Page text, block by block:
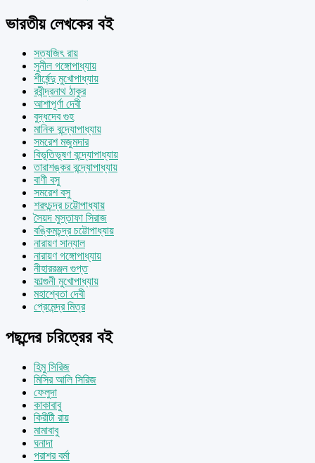
ভারতীয় লেখকের বই
সত্যজিৎ রায়
সুনীল গঙ্গোপাধ্যায়
শীর্ষেন্দু মুখোপাধ্যায়
রবীন্দ্রনাথ ঠাকুর
আশাপূর্ণা দেবী
বুদ্ধদেব গুহ
মানিক বন্দ্যোপাধ্যায়
সমরেশ মজুমদার
বিভূতিভূষণ বন্দ্যোপাধ্যায়
তারাশঙ্কর বন্দ্যোপাধ্যায়
বাণী বসু
সমরেশ বসু
শরৎচন্দ্র চট্টোপাধ্যায়
সৈয়দ মুস্তাফা সিরাজ
বঙ্কিমচন্দ্র চট্টোপাধ্যায়
নারায়ণ সান্যাল
নারায়ণ গঙ্গোপাধ্যায়
নীহাররঞ্জন গুপ্ত
ফাল্গুনী মুখোপাধ্যায়
মহাশ্বেতা দেবী
প্রেমেন্দ্র মিত্র
পছন্দের চরিত্রের বই
হিমু সিরিজ
মিসির আলি সিরিজ
ফেলুদা
কাকাবাবু
কিরীটী রায়
মামাবাবু
ঘনাদা
পরাশর বর্মা